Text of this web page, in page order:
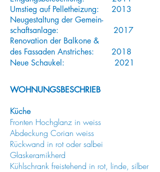
Umstieg auf Pelletheizung: 2013
Neugestaltung der Gemein-
schaftsanlage: 2017
Renovation der Balkone &
des Fassaden Anstriches: 2018
Neue Schaukel: 2021
WOHNUNGSBESCHRIEB
Küche
Fronten Hochglanz in weiss
Abdeckung Corian weiss
Rückwand in rot oder salbei
Glaskeramikherd
Kühlschrank freistehend in rot, linde, silber